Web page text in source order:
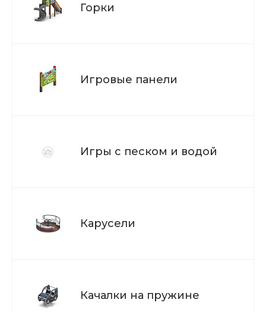
Горки
Игровые панели
Игры с песком и водой
Карусели
Качалки на пружине